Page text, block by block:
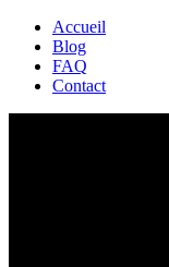
Accueil
Blog
FAQ
Contact